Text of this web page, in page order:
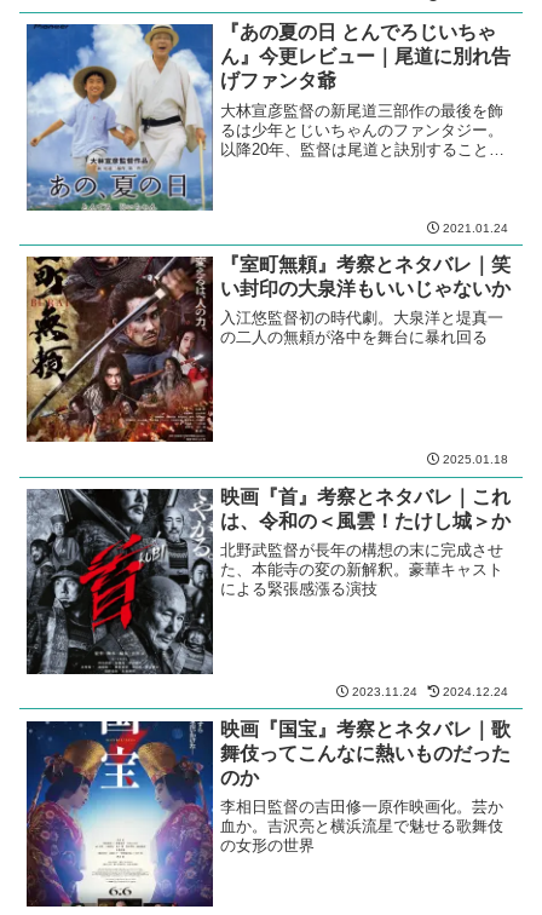
『あの夏の日 とんでろじいちゃ
ん』今更レビュー｜尾道に別れ告
げファンタ爺
大林宣彦監督の新尾道三部作の最後を飾
るは少年とじいちゃんのファンタジー。
以降20年、監督は尾道と訣別することに
2021.01.24
『室町無頼』考察とネタバレ｜笑
い封印の大泉洋もいいじゃないか
入江悠監督初の時代劇。大泉洋と堤真一
の二人の無頼が洛中を舞台に暴れ回る
2025.01.18
映画『首』考察とネタバレ｜これ
は、令和の＜風雲！たけし城＞か
北野武監督が長年の構想の末に完成させ
た、本能寺の変の新解釈。豪華キャスト
による緊張感漲る演技
2023.11.24 2024.12.24
映画『国宝』考察とネタバレ｜歌
舞伎ってこんなに熱いものだった
のか
李相日監督の吉田修一原作映画化。芸か
血か。吉沢亮と横浜流星で魅せる歌舞伎
の女形の世界